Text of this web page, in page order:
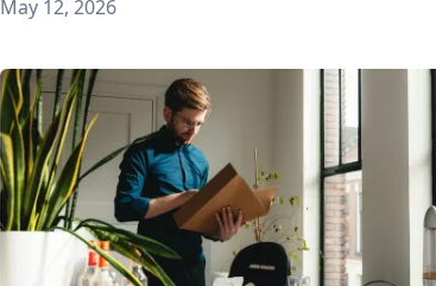
May 12, 2026